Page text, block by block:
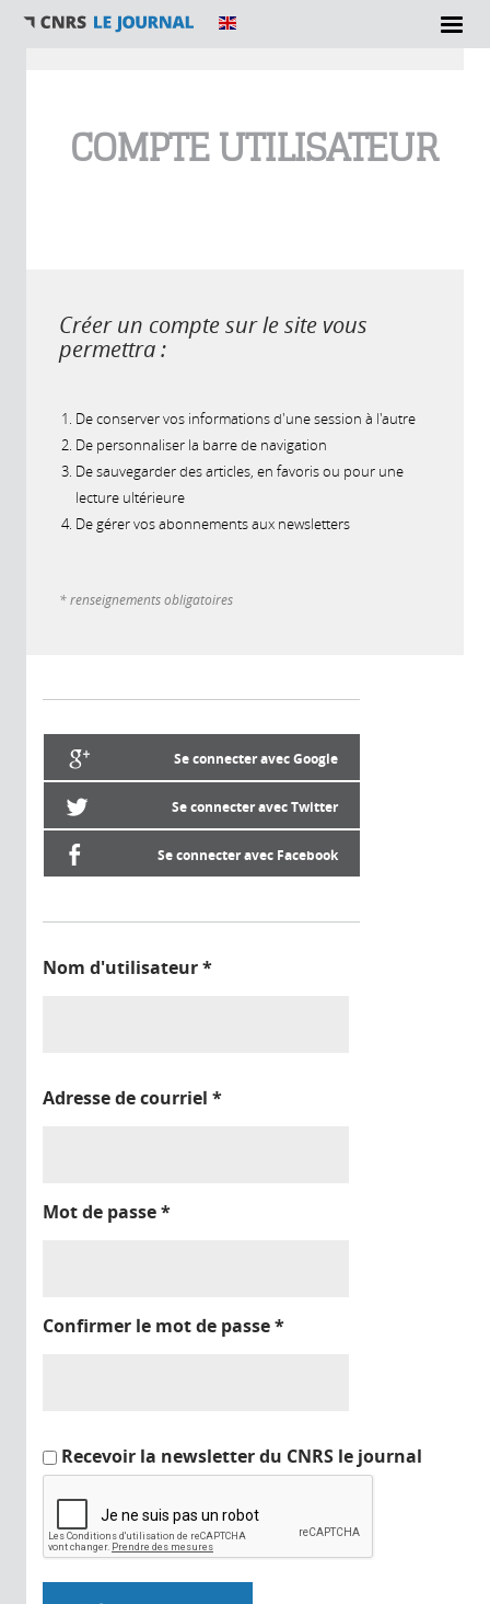
COMPTE UTILISATEUR
Créer un compte sur le site vous
permettra :
De conserver vos informations d'une session à l'autre
De personnaliser la barre de navigation
De sauvegarder des articles, en favoris ou pour une
lecture ultérieure
De gérer vos abonnements aux newsletters
* renseignements obligatoires
Se connecter avec Google
Se connecter avec Twitter
Se connecter avec Facebook
Nom d'utilisateur*
Adresse de courriel *
Mot de passe*
Confirmer le mot de passe*
Recevoir la newsletter du CNRS le journal